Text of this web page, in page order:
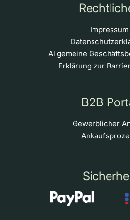
Impressum
Allgemeine
Erklärung zur
B2B
Gewerblicher